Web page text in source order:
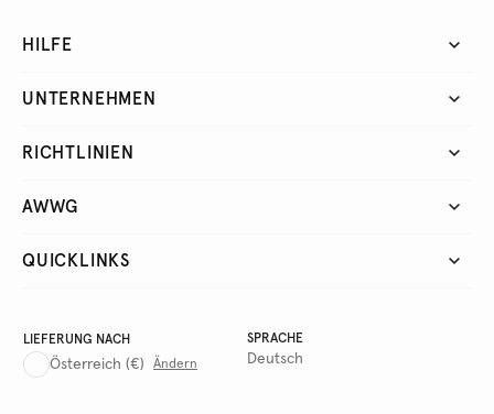
HILFE
UNTERNEHMEN
RICHTLINIEN
AWWG
QUICKLINKS
LIEFERUNG NACH
Österreich (€) Ändern
SPRACHE
Deutsch